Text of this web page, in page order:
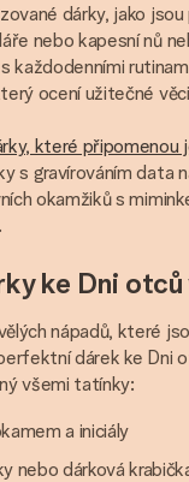
dárky, jako
nebo kapesní nů
každodenními
ocení užitečné
které připomenou
s gravírováním data
okamžiků s
ke Dni
nápadů, které
dárek ke Dni
všemi tatínky:
a iniciály
nebo dárková